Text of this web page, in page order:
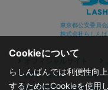
東京都公安委員
株式会社らしんば
オフィシャルサイト
お問い合わせ
セキ
特定商取引に関する表記
Cookieについて
らしんばんでは利便性向
するためにCookieを使用